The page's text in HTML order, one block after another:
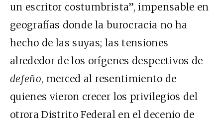
un escritor costumbrista”, impensable en
geografías donde la burocracia no ha
hecho de las suyas; las tensiones
alrededor de los orígenes despectivos de
defeño, merced al resentimiento de
quienes vieron crecer los privilegios del
otrora Distrito Federal en el decenio de